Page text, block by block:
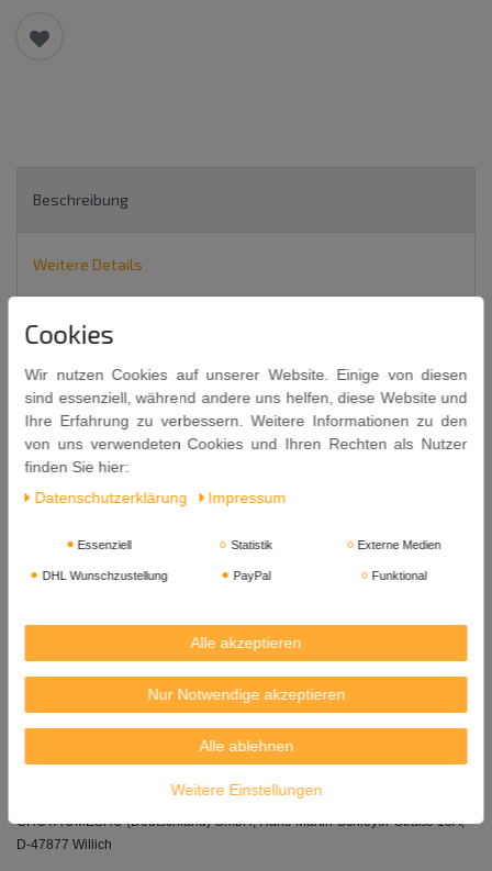
Beschreibung
Weitere Details
6 x 500ml = 3 Liter
CHOYA SILVER
JAPANESE UME FRUIT
Aromatisiertes weinhaltiges Getränk
als besondere Empfehlung - als Aperitif.
Japanische Pflaume genannt.
Alkoholgehalt 10% vol / enthält Sulfite
Hergestellt und in Flaschen gefüllt: / Produced and bottled for:
CHOYA UMESHU (Deutschland) GmbH, Hans-Martin-Schleyer-Straße 18A,
D-47877 Willich
Cookies
Wir nutzen Cookies auf unserer Website. Einige von diesen
sind essenziell, während andere uns helfen, diese Website und
Ihre Erfahrung zu verbessern. Weitere Informationen zu den
von uns verwendeten Cookies und Ihren Rechten als Nutzer
finden Sie hier:
Daten­schutz­erklärung
Impressum
Essenziell Statistik Externe Medien
DHL Wunschzustellung PayPal Funktional
Alle akzeptieren
Nur Notwendige akzeptieren
Alle ablehnen
Weitere Einstellungen